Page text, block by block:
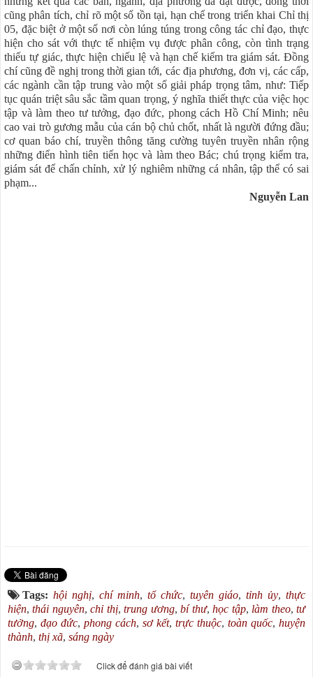
cũng phân tích, chỉ rõ một số tồn tại, hạn chế trong triển khai Chỉ thị
05, đặc biệt ở một số nơi còn lúng túng trong công tác chỉ đạo, thực
hiện cho sát với thực tế nhiệm vụ được phân công, còn tình trạng
thiếu tự giác, thực hiện chiếu lệ và hạn chế kiểm tra giám sát. Đồng
chí cũng đề nghị trong thời gian tới, các địa phương, đơn vị, các cấp,
các ngành cần tập trung vào một số giải pháp trọng tâm, như: Tiếp
tục quán triệt sâu sắc tầm quan trọng, ý nghĩa thiết thực của việc học
tập và làm theo tư tưởng, đạo đức, phong cách Hồ Chí Minh; nêu
cao vai trò gương mẫu của cán bộ chủ chốt, nhất là người đứng đầu;
cơ quan báo chí, truyền thông tăng cường tuyên truyền nhân rộng
những điển hình tiên tiến học và làm theo Bác; chú trọng kiểm tra,
giám sát để chấn chỉnh, xử lý nghiêm những cá nhân, tập thể có sai
phạm...
Nguyễn Lan
Tags: hội nghị, chí minh, tổ chức, tuyên giáo, tỉnh ủy, thực
hiện,thái nguyên,chỉ thị,trung ương,bí thư,học tập, làm theo,tư
tưởng, đạo đức, phong cách, sơ kết, trực thuộc, toàn quốc, huyện
thành, thị xã, sáng ngày
Click để đánh giá bài viết